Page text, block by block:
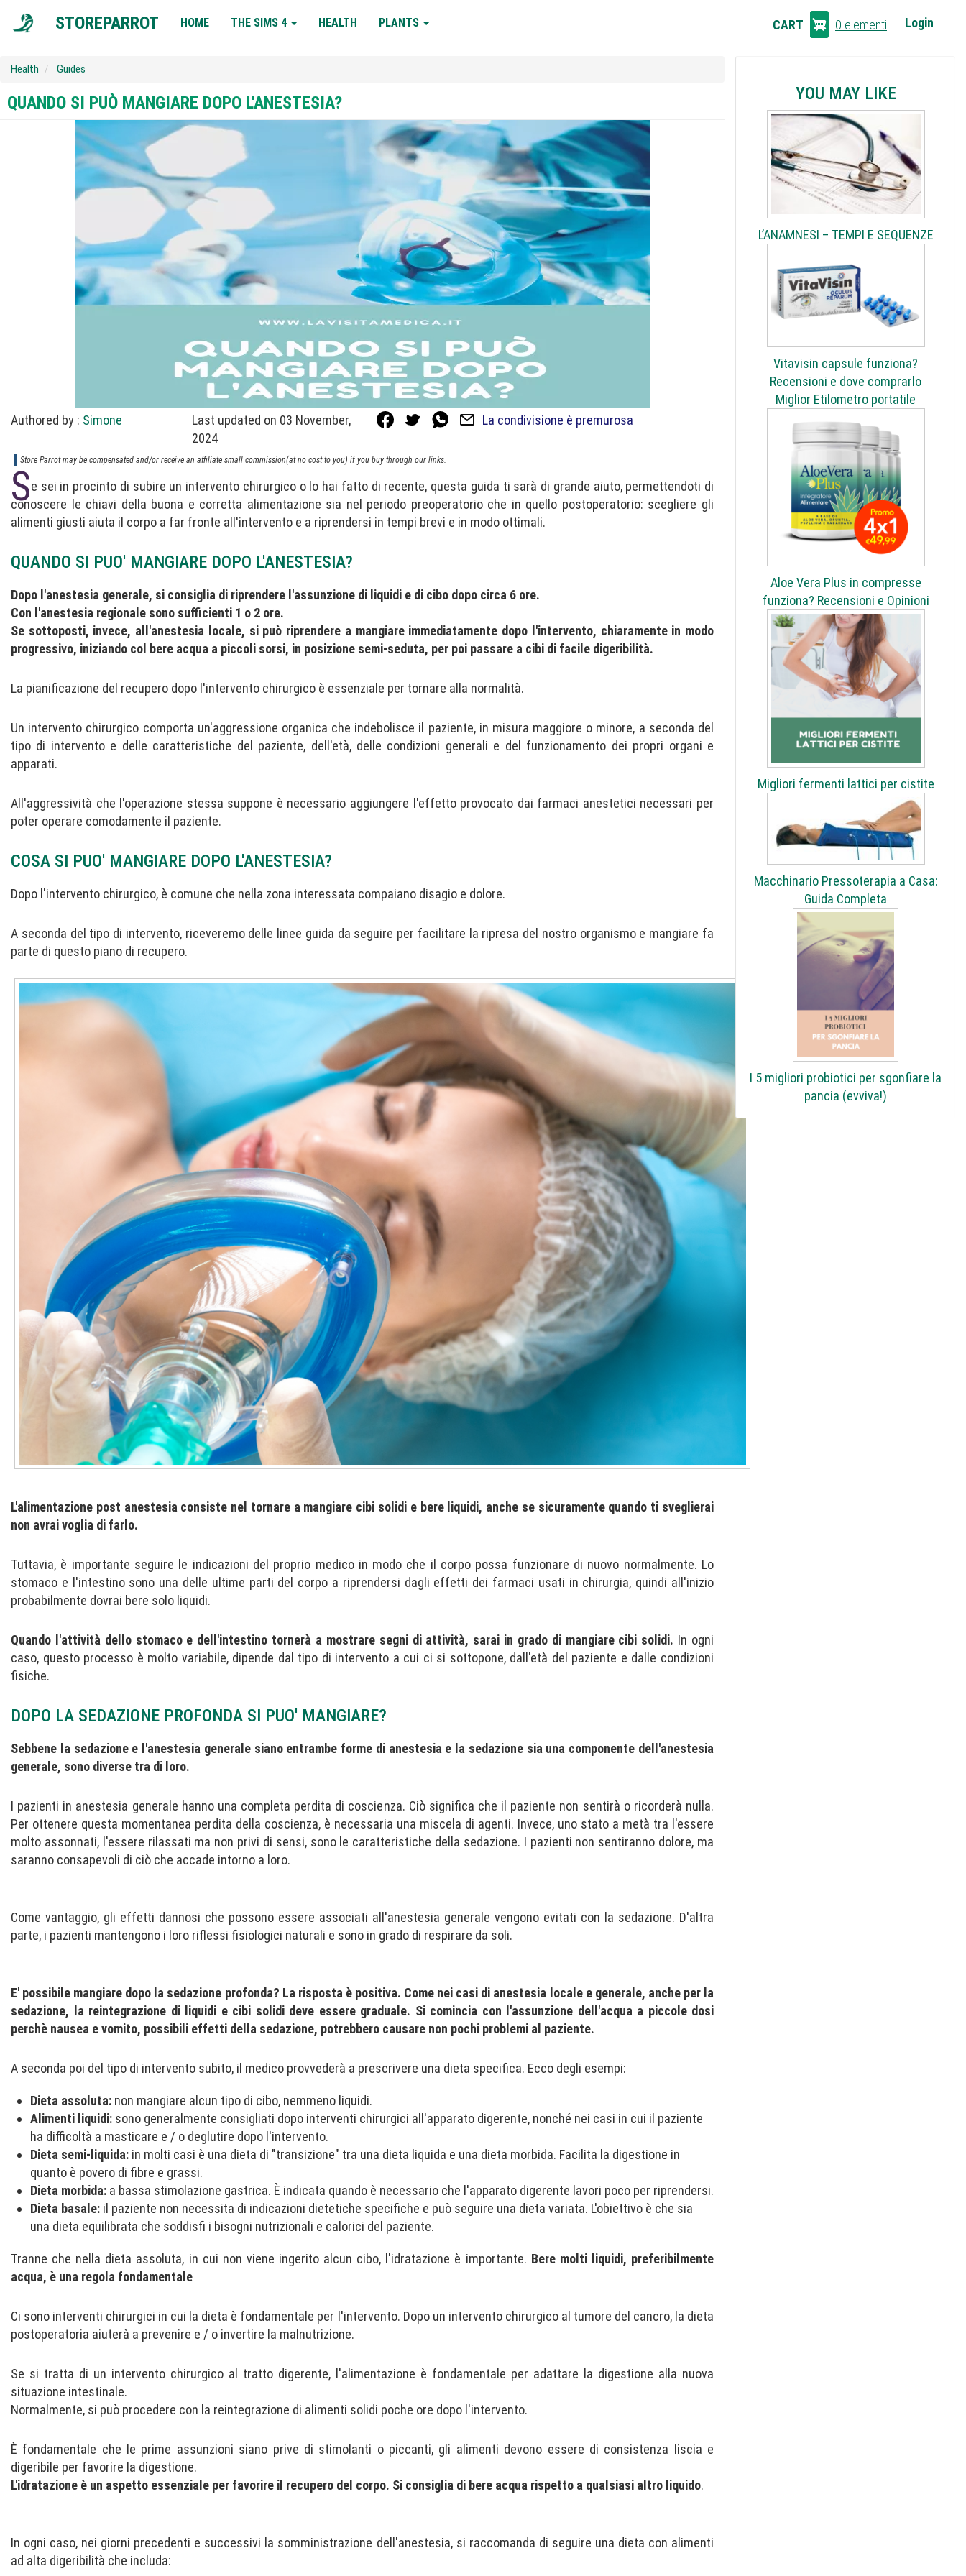
STOREPARROT
NAVIGATION
HOME THE SIMS 4 HEALTH PLANTS
CART
Login
CART 0 elementi
Health Guides
QUANDO SI PUÒ MANGIARE DOPO L'ANESTESIA?
Authored by : Simone
Last updated on 03 November,
2024
La condivisione è premurosa
Store Parrot may be compensated and/or receive an affiliate small commission(at no cost to you) if you buy through our links.
Se sei in procinto di subire un intervento chirurgico o lo hai fatto di recente, questa guida ti sarà di grande aiuto, permettendoti di
conoscere le chiavi della buona e corretta alimentazione sia nel periodo preoperatorio che in quello postoperatorio: scegliere gli
alimenti giusti aiuta il corpo a far fronte all'intervento e a riprendersi in tempi brevi e in modo ottimali.
QUANDO SI PUO' MANGIARE DOPO L'ANESTESIA?
Dopo l'anestesia generale, si consiglia di riprendere l'assunzione di liquidi e di cibo dopo circa 6 ore.
Con l'anestesia regionale sono sufficienti 1 o 2 ore.
Se sottoposti, invece, all'anestesia locale, si può riprendere a mangiare immediatamente dopo l'intervento, chiaramente in modo
progressivo, iniziando col bere acqua a piccoli sorsi, in posizione semi-seduta, per poi passare a cibi di facile digeribilità.
La pianificazione del recupero dopo l'intervento chirurgico è essenziale per tornare alla normalità.
Un intervento chirurgico comporta un'aggressione organica che indebolisce il paziente, in misura maggiore o minore, a seconda del
tipo di intervento e delle caratteristiche del paziente, dell'età, delle condizioni generali e del funzionamento dei propri organi e
apparati.
All'aggressività che l'operazione stessa suppone è necessario aggiungere l'effetto provocato dai farmaci anestetici necessari per
poter operare comodamente il paziente.
COSA SI PUO' MANGIARE DOPO L'ANESTESIA?
Dopo l'intervento chirurgico, è comune che nella zona interessata compaiano disagio e dolore.
A seconda del tipo di intervento, riceveremo delle linee guida da seguire per facilitare la ripresa del nostro organismo e mangiare fa
parte di questo piano di recupero.
L'alimentazione post anestesia consiste nel tornare a mangiare cibi solidi e bere liquidi, anche se sicuramente quando ti sveglierai
non avrai voglia di farlo.
Tuttavia, è importante seguire le indicazioni del proprio medico in modo che il corpo possa funzionare di nuovo normalmente. Lo
stomaco e l'intestino sono una delle ultime parti del corpo a riprendersi dagli effetti dei farmaci usati in chirurgia, quindi all'inizio
probabilmente dovrai bere solo liquidi.
Quando l'attività dello stomaco e dell'intestino tornerà a mostrare segni di attività, sarai in grado di mangiare cibi solidi. In ogni
caso, questo processo è molto variabile, dipende dal tipo di intervento a cui ci si sottopone, dall'età del paziente e dalle condizioni
fisiche.
DOPO LA SEDAZIONE PROFONDA SI PUO' MANGIARE?
Sebbene la sedazione e l'anestesia generale siano entrambe forme di anestesia e la sedazione sia una componente dell'anestesia
generale, sono diverse tra di loro.
I pazienti in anestesia generale hanno una completa perdita di coscienza. Ciò significa che il paziente non sentirà o ricorderà nulla.
Per ottenere questa momentanea perdita della coscienza, è necessaria una miscela di agenti. Invece, uno stato a metà tra l'essere
molto assonnati, l'essere rilassati ma non privi di sensi, sono le caratteristiche della sedazione. I pazienti non sentiranno dolore, ma
saranno consapevoli di ciò che accade intorno a loro.
Come vantaggio, gli effetti dannosi che possono essere associati all'anestesia generale vengono evitati con la sedazione. D'altra
parte, i pazienti mantengono i loro riflessi fisiologici naturali e sono in grado di respirare da soli.
E' possibile mangiare dopo la sedazione profonda? La risposta è positiva. Come nei casi di anestesia locale e generale, anche per la
sedazione, la reintegrazione di liquidi e cibi solidi deve essere graduale. Si comincia con l'assunzione dell'acqua a piccole dosi
perchè nausea e vomito, possibili effetti della sedazione, potrebbero causare non pochi problemi al paziente.
A seconda poi del tipo di intervento subito, il medico provvederà a prescrivere una dieta specifica. Ecco degli esempi:
Dieta assoluta: non mangiare alcun tipo di cibo, nemmeno liquidi.
Alimenti liquidi: sono generalmente consigliati dopo interventi chirurgici all'apparato digerente, nonché nei casi in cui il paziente
ha difficoltà a masticare e / o deglutire dopo l'intervento.
Dieta semi-liquida: in molti casi è una dieta di "transizione" tra una dieta liquida e una dieta morbida. Facilita la digestione in
quanto è povero di fibre e grassi.
Dieta morbida: a bassa stimolazione gastrica. È indicata quando è necessario che l'apparato digerente lavori poco per riprendersi.
Dieta basale: il paziente non necessita di indicazioni dietetiche specifiche e può seguire una dieta variata. L'obiettivo è che sia
una dieta equilibrata che soddisfi i bisogni nutrizionali e calorici del paziente.
Tranne che nella dieta assoluta, in cui non viene ingerito alcun cibo, l'idratazione è importante. Bere molti liquidi, preferibilmente
acqua, è una regola fondamentale
Ci sono interventi chirurgici in cui la dieta è fondamentale per l'intervento. Dopo un intervento chirurgico al tumore del cancro, la dieta
postoperatoria aiuterà a prevenire e / o invertire la malnutrizione.
Se si tratta di un intervento chirurgico al tratto digerente, l'alimentazione è fondamentale per adattare la digestione alla nuova
situazione intestinale.
Normalmente, si può procedere con la reintegrazione di alimenti solidi poche ore dopo l'intervento.
È fondamentale che le prime assunzioni siano prive di stimolanti o piccanti, gli alimenti devono essere di consistenza liscia e
digeribile per favorire la digestione.
L'idratazione è un aspetto essenziale per favorire il recupero del corpo. Si consiglia di bere acqua rispetto a qualsiasi altro liquido.
In ogni caso, nei giorni precedenti e successivi la somministrazione dell'anestesia, si raccomanda di seguire una dieta con alimenti
ad alta digeribilità che includa:
YOU MAY LIKE
L’ANAMNESI – TEMPI E SEQUENZE
Vitavisin capsule funziona?
Recensioni e dove comprarlo
Miglior Etilometro portatile
Aloe Vera Plus in compresse
funziona? Recensioni e Opinioni
Migliori fermenti lattici per cistite
Macchinario Pressoterapia a Casa:
Guida Completa
I 5 migliori probiotici per sgonfiare la
pancia (evviva!)